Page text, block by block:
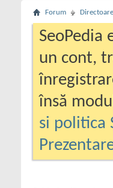
Forum
un cont,
însă
si politica